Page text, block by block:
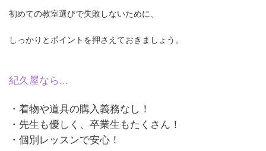
初めての教室選びで失敗しないために、
しっかりとポイントを押さえておきましょう。
紀久屋なら...
・着物や道具の購入義務なし！
・先生も優しく、卒業生もたくさん！
・個別レッスンで安心！